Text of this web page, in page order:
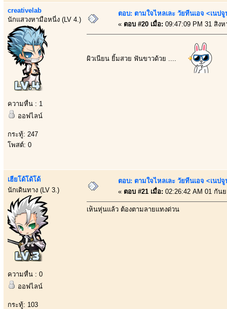
creativelab
นักแสวงหามือหนี่ง (LV 4.)
ความหื่น : 1
ออฟไลน์
กระทู้: 247
โพสต์: 0
ตอบ: ตามใจไหลเละ วัยทีนเอจ <เนป
« ตอบ #20 เมื่อ: 09:47:09 PM 31 สิง
ผิวเนียน ยิ้มสวย ฟันขาวด้วย ....
เฮียโด้โด้โด้
นักเดินทาง (LV 3.)
ความหื่น : 0
ออฟไลน์
กระทู้: 103
ตอบ: ตามใจไหลเละ วัยทีนเอจ <เนป
« ตอบ #21 เมื่อ: 02:26:42 AM 01 กัน
เห็นหุ่นแล้ว ต้องตามลายแทงด่วน